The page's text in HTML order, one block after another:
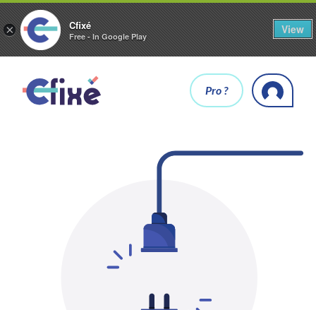
× Cfixé
Free - In Google Play
View
Pro ?